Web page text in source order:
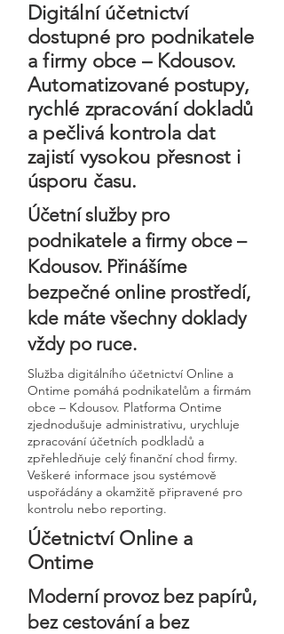
Digitální účetnictví
dostupné pro podnikatele
a firmy obce – Kdousov.
Automatizované postupy,
rychlé zpracování dokladů
a pečlivá kontrola dat
zajistí vysokou přesnost i
úsporu času.
Účetní služby pro
podnikatele a firmy obce –
Kdousov. Přinášíme
bezpečné online prostředí,
kde máte všechny doklady
vždy po ruce.
Služba digitálního účetnictví Online a
Ontime pomáhá podnikatelům a firmám
obce – Kdousov. Platforma Ontime
zjednodušuje administrativu, urychluje
zpracování účetních podkladů a
zpřehledňuje celý finanční chod firmy.
Veškeré informace jsou systémově
uspořádány a okamžitě připravené pro
kontrolu nebo reporting.
Účetnictví Online a
Ontime
Moderní provoz bez papírů,
bez cestování a bez